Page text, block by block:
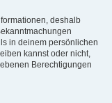
deshalb
in deinem persönlichen
kannst oder nicht,
Berechtigungen